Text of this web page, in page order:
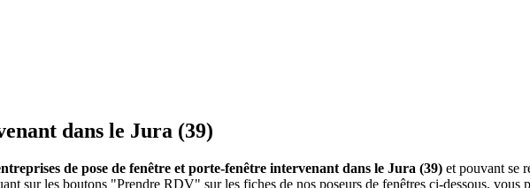
dans le Jura (39)
de pose de fenêtre et porte-fenêtre intervenant dans le Jura (39) et pouvant se
sur les boutons "Prendre RDV" sur les fiches de nos poseurs de fenêtres ci-dessous,